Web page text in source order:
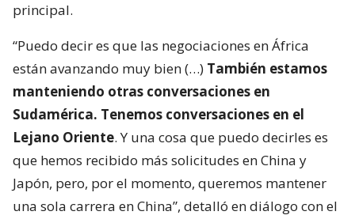
principal.
“Puedo decir es que las negociaciones en África
están avanzando muy bien (…) También estamos
manteniendo otras conversaciones en
Sudamérica. Tenemos conversaciones en el
Lejano Oriente. Y una cosa que puedo decirles es
que hemos recibido más solicitudes en China y
Japón, pero, por el momento, queremos mantener
una sola carrera en China”, detalló en diálogo con el